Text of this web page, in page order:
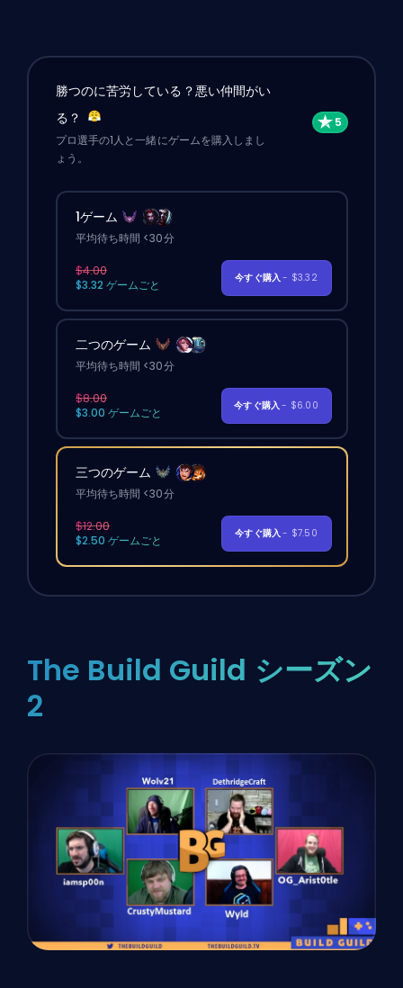
勝つのに苦労している？悪い仲間がい
る？
プロ選手の1人と一緒にゲームを購入しまし
ょう。
1ゲーム
平均待ち時間 <30分
$4.00
$3.32 ゲームごと
今すぐ購入- $3.32
二つのゲーム
平均待ち時間 <30分
$8.00
$3.00 ゲームごと
今すぐ購入- $6.00
三つのゲーム
平均待ち時間 <30分
$12.00
$2.50 ゲームごと
今すぐ購入- $7.50
The Build Guild シーズン
2